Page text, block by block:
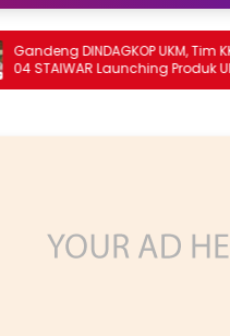
DINDAGKOP UKM, Tim KKN Unit
Launching Produk UMKM
Logung